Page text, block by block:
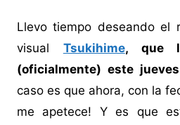
Llevo tiempo deseando el
visual Tsukihime, que
(oficialmente) este
caso es que ahora, con la
me apetece! Y es que